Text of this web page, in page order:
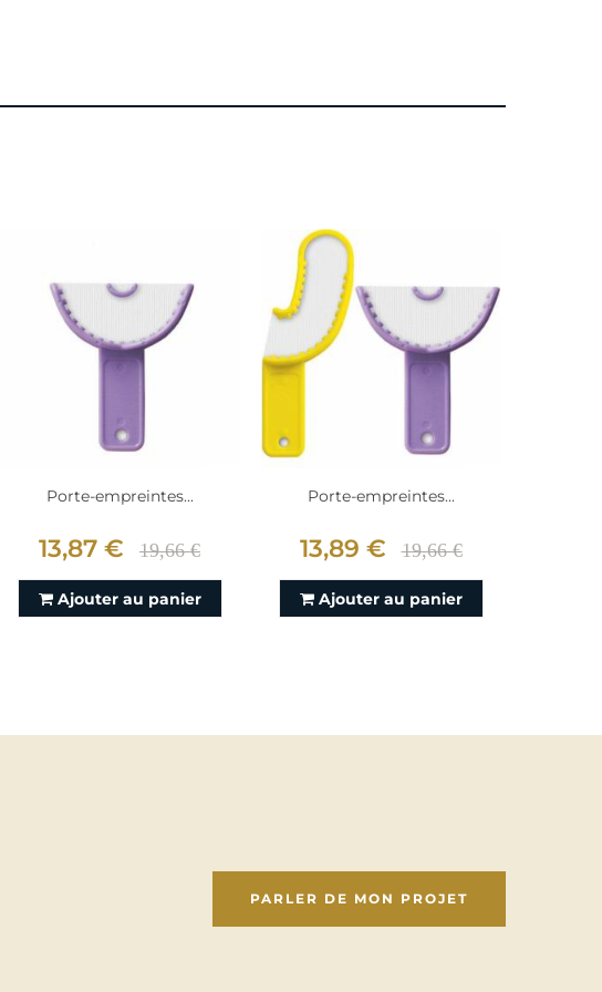
Porte-empreintes...
13,87 € 19,66 €
Ajouter au panier
Porte-empreintes...
13,89 € 19,66 €
Ajouter au panier
PARLER DE MON PROJET